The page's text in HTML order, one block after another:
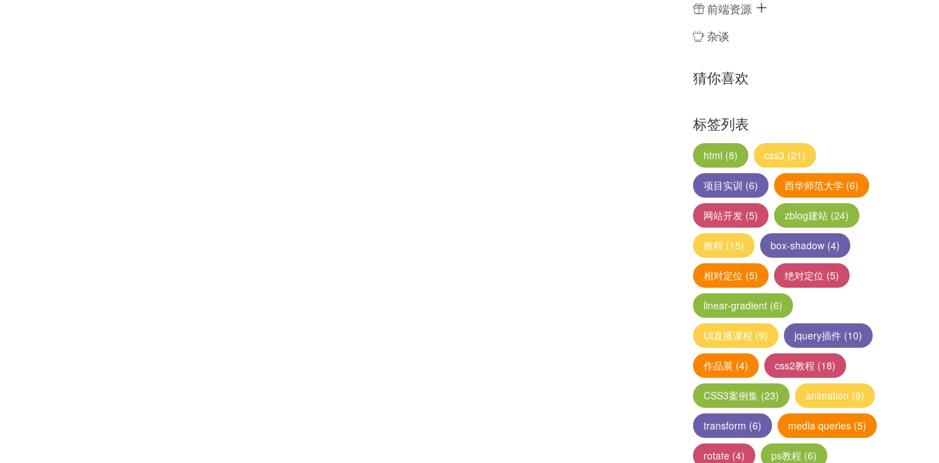
前端资源
杂谈
猜你喜欢
标签列表
html (8) css3 (21)
项目实训 (6) 西华师范大学 (6)
网站开发 (5) zblog建站 (24)
教程 (15) box-shadow (4)
相对定位 (5) 绝对定位 (5)
linear-gradient (6)
UI直播课程 (9) jquery插件 (10)
作品展 (4) css2教程 (18)
CSS3案例集 (23) animation (9)
transform (6) media queries (5)
rotate (4) ps教程 (6)